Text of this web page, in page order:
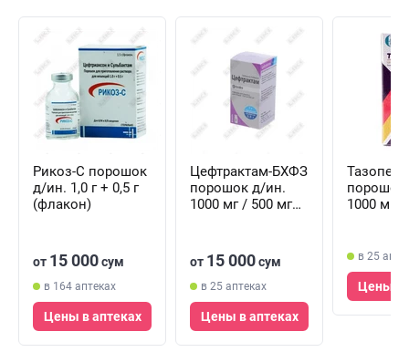
Рикоз-С порошок
д/ин. 1,0 г + 0,5 г
(флакон)
от 15 000сум
в 164 аптеках
Цены в аптеках
Цефтрактам-БХФЗ
порошок д/ин.
1000 мг / 500 мг
от 15 000сум
в 25 аптеках
Цены в аптеках
порошок
1000 мг
в 25
Цены в